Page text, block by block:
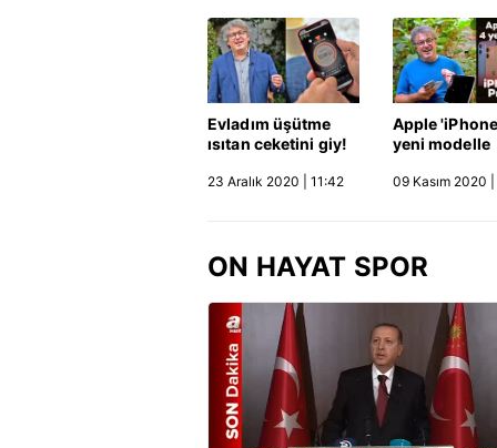
Evladım üşütme
ısıtan ceketini giy!
nasıl çalışıyor? |
23 Aralık 2020 | 11:42
Apple
yeni modelle
Mini,
Video
09 Kasım 2020
ON HAYAT SPOR